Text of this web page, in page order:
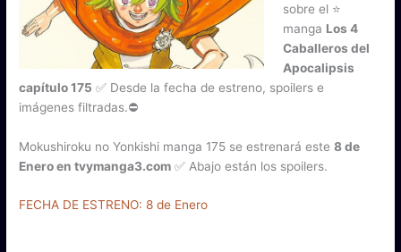
sobre el ⭐
manga Los 4
Caballeros del
Apocalipsis
capítulo 175 ✅ Desde la fecha de estreno, spoilers e
imágenes filtradas.⛔
Mokushiroku no Yonkishi manga 175 se estrenará este8 de
Enero en tvymanga3.com ✅ Abajo están los spoilers.
FECHA DE ESTRENO: 8 de Enero